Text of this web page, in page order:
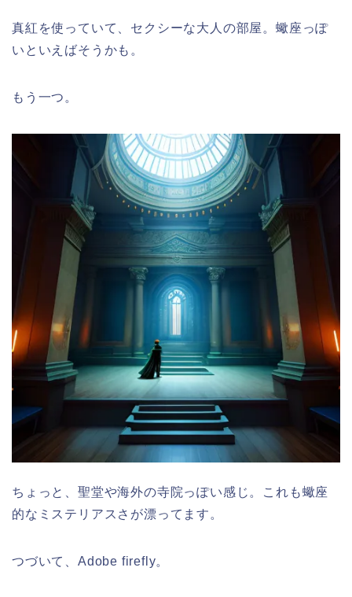
真紅を使っていて、セクシーな大人の部屋。蠍座っぽ
いといえばそうかも。
もう一つ。
ちょっと、聖堂や海外の寺院っぽい感じ。これも蠍座
的なミステリアスさが漂ってます。
つづいて、Adobe firefly。